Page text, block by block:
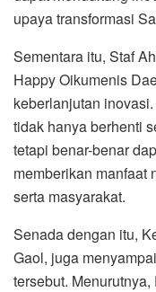
upaya transformasi
Sementara itu, Staf
Happy Oikumenis
keberlanjutan
tidak hanya berhenti
tetapi benar-benar
memberikan manfaat
serta masyarakat.
Senada dengan itu,
Gaol, juga
tersebut.